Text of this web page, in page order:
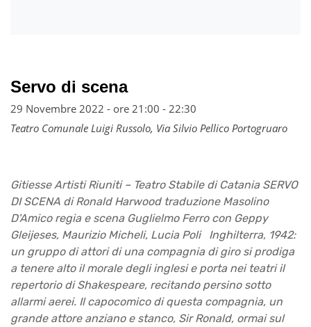
Servo di scena
29 Novembre 2022 - ore 21:00 - 22:30
Teatro Comunale Luigi Russolo, Via Silvio Pellico Portogruaro
Gitiesse Artisti Riuniti – Teatro Stabile di Catania SERVO
DI SCENA di Ronald Harwood traduzione Masolino
D'Amico regia e scena Guglielmo Ferro con Geppy
Gleijeses, Maurizio Micheli, Lucia Poli Inghilterra, 1942:
un gruppo di attori di una compagnia di giro si prodiga
a tenere alto il morale degli inglesi e porta nei teatri il
repertorio di Shakespeare, recitando persino sotto
allarmi aerei. Il capocomico di questa compagnia, un
grande attore anziano e stanco, Sir Ronald, ormai sul